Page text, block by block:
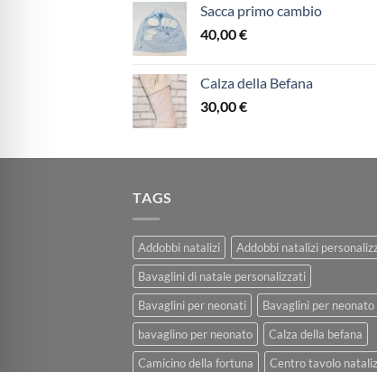
Sacca primo cambio
40,00€
Calza della Befana
30,00€
TAGS
Addobbi natalizi
Addobbi natalizi
Bavaglini di natale personalizzati
Bavaglini per neonati
Bavaglini per neonato
bavaglino per neonato
Calza della befana
Camicino della fortuna
Centro tavolo